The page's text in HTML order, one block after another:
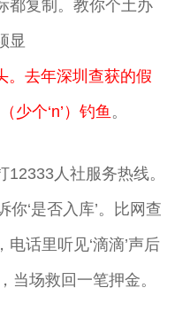
都复制。教你个土办
显
。去年深圳查获的假
少个‘n’）钓鱼 。
人社服务热线。
‘是否入库’。比网查
话里听见‘滴滴’声后
当场救回一笔押金。